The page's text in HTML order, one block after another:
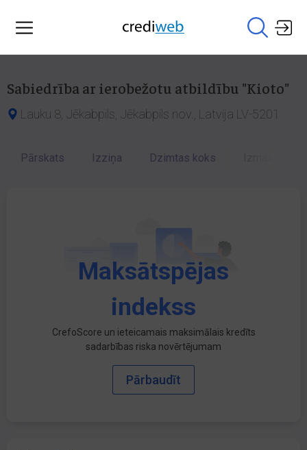
Sabiedrība ar ierobežotu atbildību "Kioto"
Lauku 8, Jēkabpils, Jēkabpils nov., Latvija LV-5201
Pārskats Izziņa Dzimtas koks
Maksātspējas
indekss
CrefoScore un ieteicamais maksimālais kredīts
sadarbības riska novērtējumam
Pārbaudīt